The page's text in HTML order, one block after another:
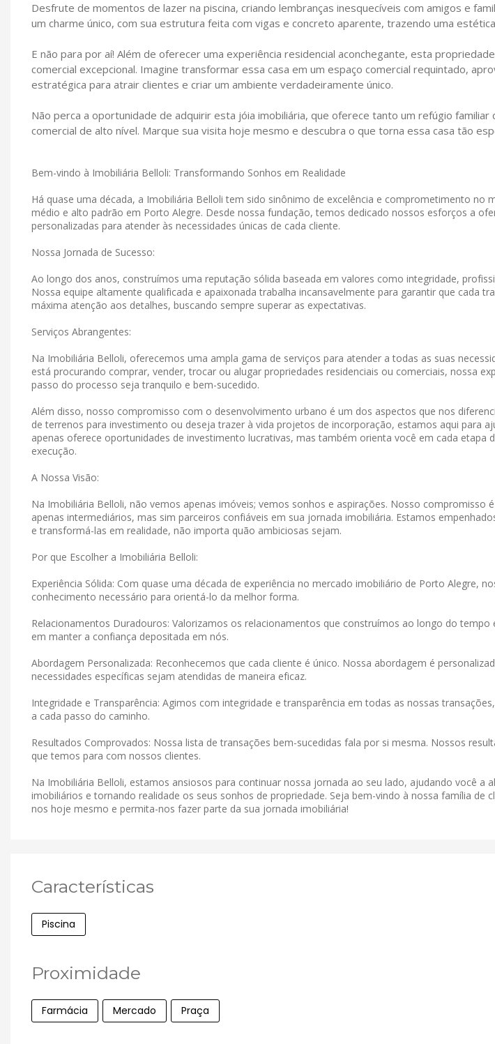
Desfrute de momentos de lazer na piscina, criando lembranças inesquecíveis com amigos e
um charme único, com sua estrutura feita com vigas e concreto aparente, trazendo uma
E não para por aí! Além de oferecer uma experiência residencial aconchegante, esta
comercial excepcional. Imagine transformar essa casa em um espaço comercial requintado,
estratégica para atrair clientes e criar um ambiente verdadeiramente único.
Não perca a oportunidade de adquirir esta jóia imobiliária, que oferece tanto um refúgio familiar
comercial de alto nível. Marque sua visita hoje mesmo e descubra o que torna essa casa tão
Bem-vindo à Imobiliária Belloli: Transformando Sonhos em Realidade
Há quase uma década, a Imobiliária Belloli tem sido sinônimo de excelência e comprometimento no
médio e alto padrão em Porto Alegre. Desde nossa fundação, temos dedicado nossos esforços a
personalizadas para atender às necessidades únicas de cada cliente.
Nossa Jornada de Sucesso:
Ao longo dos anos, construímos uma reputação sólida baseada em valores como integridade,
Nossa equipe altamente qualificada e apaixonada trabalha incansavelmente para garantir que cada
máxima atenção aos detalhes, buscando sempre superar as expectativas.
Serviços Abrangentes:
Na Imobiliária Belloli, oferecemos uma ampla gama de serviços para atender a todas as suas
está procurando comprar, vender, trocar ou alugar propriedades residenciais ou comerciais, nossa
passo do processo seja tranquilo e bem-sucedido.
Além disso, nosso compromisso com o desenvolvimento urbano é um dos aspectos que nos
de terrenos para investimento ou deseja trazer à vida projetos de incorporação, estamos aqui para
apenas oferece oportunidades de investimento lucrativas, mas também orienta você em cada etapa
execução.
A Nossa Visão:
Na Imobiliária Belloli, não vemos apenas imóveis; vemos sonhos e aspirações. Nosso compromisso
apenas intermediários, mas sim parceiros confiáveis ​​em sua jornada imobiliária. Estamos
e transformá-las em realidade, não importa quão ambiciosas sejam.
Por que Escolher a Imobiliária Belloli:
Experiência Sólida: Com quase uma década de experiência no mercado imobiliário de Porto Alegre,
conhecimento necessário para orientá-lo da melhor forma.
Relacionamentos Duradouros: Valorizamos os relacionamentos que construímos ao longo do
em manter a confiança depositada em nós.
Abordagem Personalizada: Reconhecemos que cada cliente é único. Nossa abordagem é
necessidades específicas sejam atendidas de maneira eficaz.
Integridade e Transparência: Agimos com integridade e transparência em todas as nossas
a cada passo do caminho.
Resultados Comprovados: Nossa lista de transações bem-sucedidas fala por si mesma. Nossos
que temos para com nossos clientes.
Na Imobiliária Belloli, estamos ansiosos para continuar nossa jornada ao seu lado, ajudando você a
imobiliários e tornando realidade os seus sonhos de propriedade. Seja bem-vindo à nossa família de
nos hoje mesmo e permita-nos fazer parte da sua jornada imobiliária!
Características
Piscina
Proximidade
Farmácia Mercado Praça